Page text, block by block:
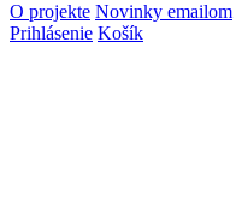
O projekte Novinky emailom
Prihlásenie Košík